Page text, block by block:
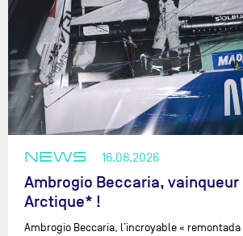
NEWS 16.06.2026
Ambrogio Beccaria, vainqueur
Arctique* !
Ambrogio Beccaria, l’incroyable «